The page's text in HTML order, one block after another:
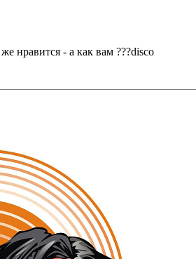
нравится - а как вам ???disco